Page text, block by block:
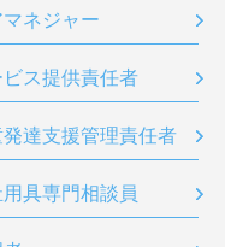
ネジャー
ス提供責任者
発達支援管理責任者
具専門相談員